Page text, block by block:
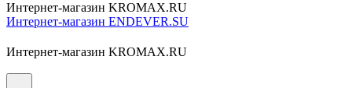
Интернет-магазин KROMAX.RU
Интернет-магазин ENDEVER.SU
Интернет-магазин KROMAX.RU